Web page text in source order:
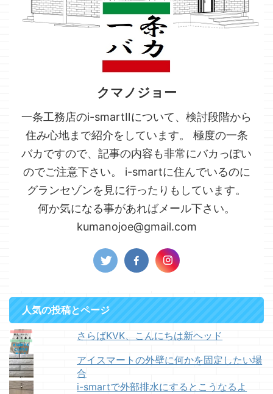
クマノジョー
一条工務店のi-smartⅡについて、検討段階から
住み心地まで紹介をしています。 極度の一条
バカですので、記事の内容も非常にバカっぽい
のでご注意下さい。 i-smartに住んでいるのに
グランセゾンを見に行ったりもしています。
何か気になる事があればメール下さい。
kumanojoe@gmail.com
人気の投稿とページ
さらばKVK、こんにちは新ヘッド
アイスマートの外壁に何かを固定したい場
合
i-smartで外部排水にするとこうなるよ